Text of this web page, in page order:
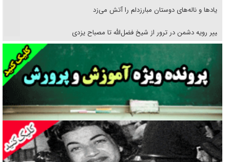
فریاد‌ها و ناله‌های دوستان مبارزدلم را آتش می‌زد
تغییر رویه دشمن در ترور از شیخ فضل‌الله تا مصباح یزدی
خرید قسطی اولش خنده و آخرش گریه است!
فوتبال و آن «بالا»!
راهبرد غافلگیری با نسل جدید پهپاد‌ها
جنجال پزشکان تقلبی در صنعت زیبایی
یهودی‌ها در ادبیات داستانی اروپا؛ از شکسپیر تا دیکنز